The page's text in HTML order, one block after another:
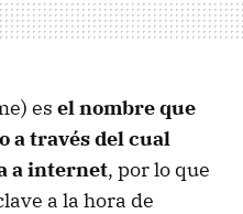
es el nombre que
a través del cual
a internet, por lo que
a la hora de